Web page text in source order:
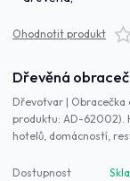
Ohodnotit produkt
Dřevěná
Dřevotvar | Obracečka
produktu: AD-62002).
hotelů, domácností,
Dostupnost